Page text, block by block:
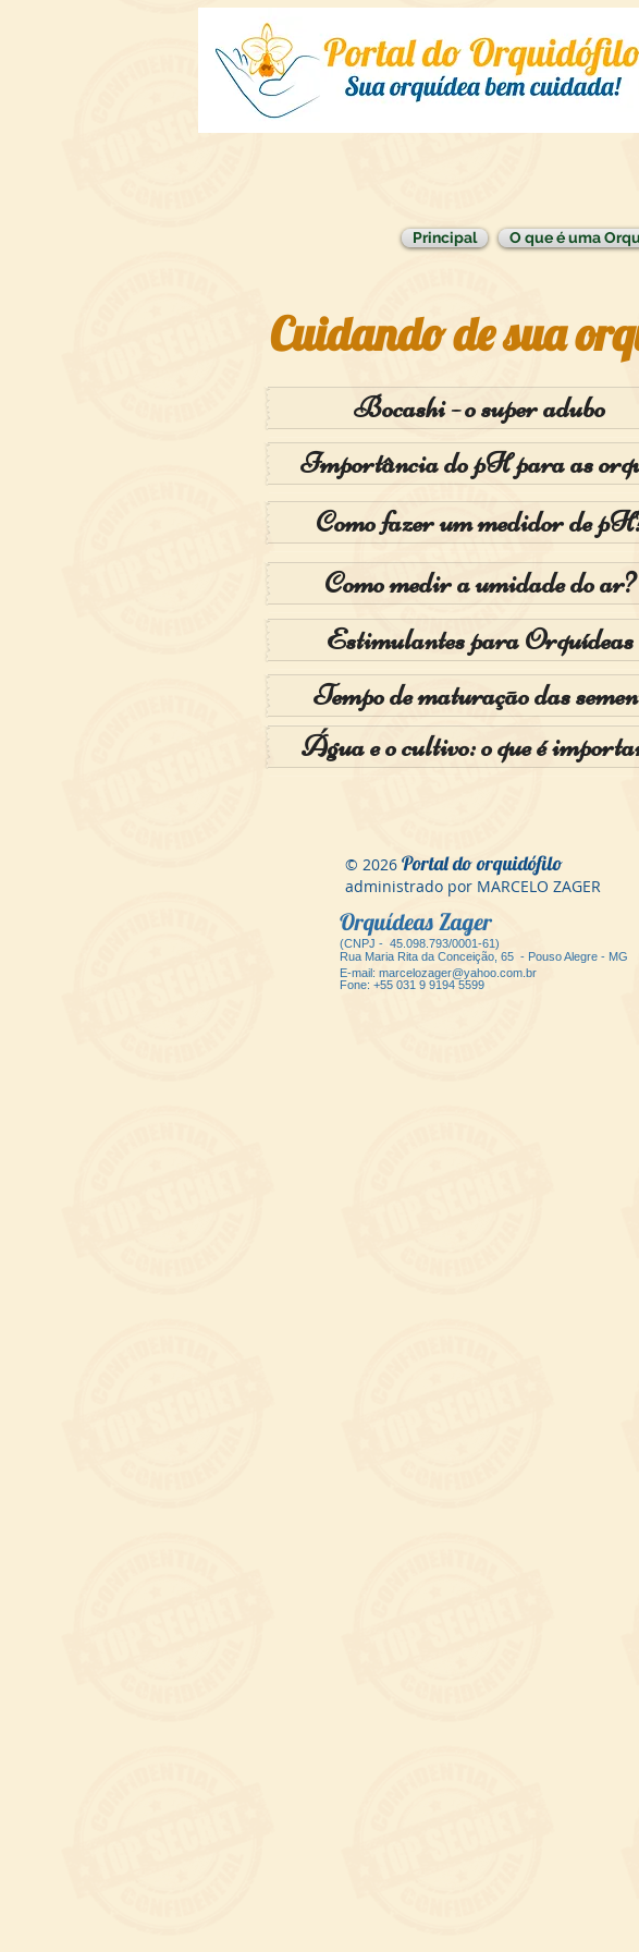
Principal O que é uma
Cuidando de sua
Bocashi - o super adubo
Importância do pH para as
Como fazer um medidor de
Como medir a umidade do ar?
Estimulantes para Orquídeas
Tempo de maturação das
Água e o cultivo: o que é
© 2026 Portal do orquidófilo
administrado por MARCELO ZAGER
Orquídeas Zager
(CNPJ - 45.098.793/0001-61)
Rua Maria Rita da Conceição, 65 - Pouso Alegre - MG
E-mail: marcelozager@yahoo.com.br
Fone: +55 031 9 9194 5599